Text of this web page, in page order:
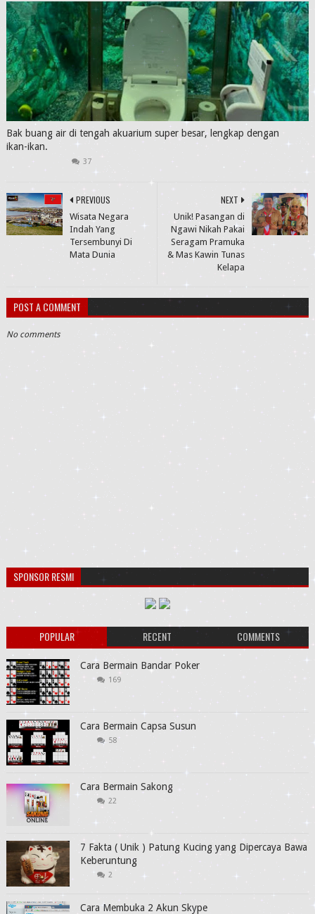
Bak buang air di tengah akuarium super besar, lengkap dengan
ikan-ikan.
37
NEXT
Unik! Pasangan di
Ngawi Nikah Pakai
Seragam Pramuka
& Mas Kawin Tunas
Kelapa
PREVIOUS
Wisata Negara
Indah Yang
Tersembunyi Di
Mata Dunia
POST A COMMENT
No comments
SPONSOR RESMI
POPULAR RECENT COMMENTS
Cara Bermain Bandar Poker
169
Cara Bermain Capsa Susun
58
Cara Bermain Sakong
22
7 Fakta ( Unik ) Patung Kucing yang Dipercaya Bawa
Keberuntung
2
Cara Membuka 2 Akun Skype